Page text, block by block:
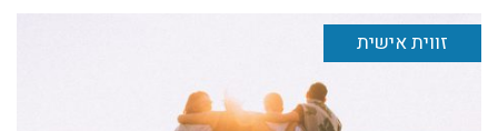
זווית אישית